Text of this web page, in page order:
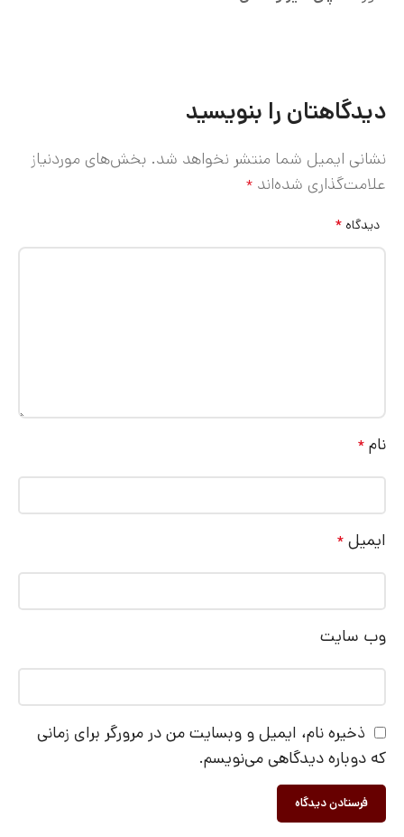
دیدگاهتان را بنویسید
نشانی ایمیل شما منتشر نخواهد شد. بخش‌های موردنیاز
علامت‌گذاری شده‌اند *
دیدگاه *
نام *
ایمیل *
وب‌ سایت
ذخیره نام، ایمیل و وبسایت من در مرورگر برای زمانی
که دوباره دیدگاهی می‌نویسم.